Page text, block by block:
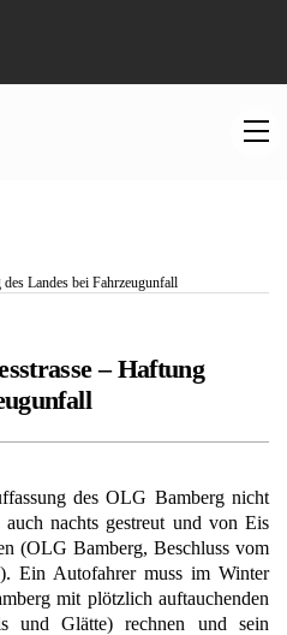
des Landes bei Fahrzeugunfall
– Haftung
des OLG Bamberg nicht
auch nachts gestreut und von Eis
(OLG Bamberg, Beschluss vom
Ein Autofahrer muss im Winter
mit plötzlich auftauchenden
und Glätte) rechnen und sein